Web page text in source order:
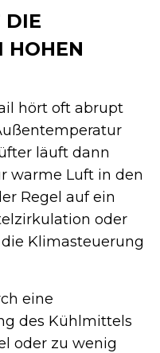
DIE
HOHEN
hört oft abrupt
läuft dann
warme Luft in den
Regel auf ein
oder
Klimasteuerung
eine
des Kühlmittels
oder zu wenig